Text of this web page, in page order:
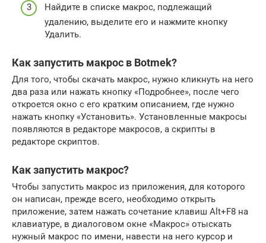
Найдите в списке макрос, подлежащий
удалению, выделите его и нажмите кнопку
Удалить.
Как запустить макрос в Botmek?
Для того, чтобы скачать макрос, нужно кликнуть на него
два раза или нажать кнопку «Подробнее», после чего
откроется окно с его кратким описанием, где нужно
нажать кнопку «Установить». Установленные макросы
появляются в редакторе макросов, а скрипты в
редакторе скриптов.
Как запустить макрос?
Чтобы запустить макрос из приложения, для которого
он написан, прежде всего, необходимо открыть
приложение, затем нажать сочетание клавиш Alt+F8 на
клавиатуре, в диалоговом окне «Макрос» отыскать
нужный макрос по имени, навести на него курсор и